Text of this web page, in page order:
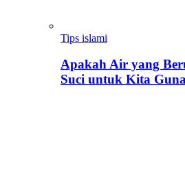
Tips islami
Apakah Air yang
Suci untuk Kita